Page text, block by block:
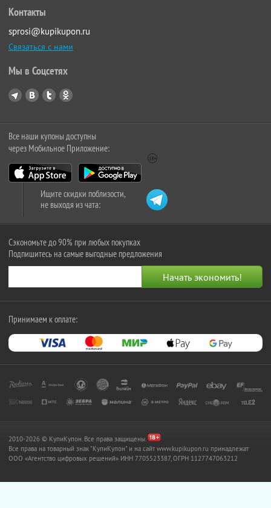
Контакты
sprosi@kupikupon.ru
Связаться с нами
Мы в Соцсетях
Все наши купоны доступны
через Мобильное Приложение:
Ищите скидки поблизости,
не выходя из чата:
Сэкономьте до 90% при любых покупках
Подпишитесь на самые выгодные предложения
Принимаем к оплате:
2010-2026 © КупиКупон. Все права защищены.
Все права на товарный знак "КупиКупон" и на сайт www.kupikupon.ru принадлежат
OOO «Агентство цифровых решений» ИНН 7705523387, ОГРН 1127747063212